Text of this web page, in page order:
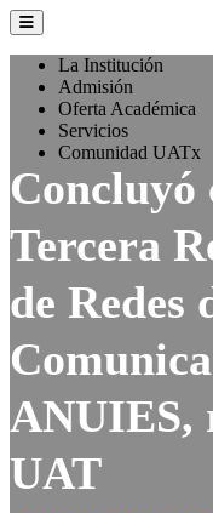
La Institución
Admisión
Oferta Académica
Servicios
Comunidad UATx
Concluyó
Tercera
de Redes
ANUIES,
UAT